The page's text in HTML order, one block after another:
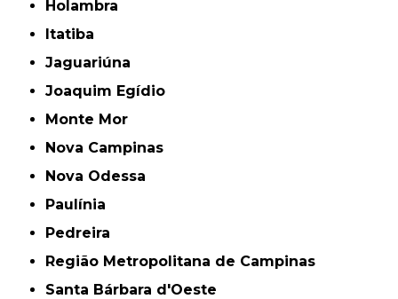
Holambra
Itatiba
Jaguariúna
Joaquim Egídio
Monte Mor
Nova Campinas
Nova Odessa
Paulínia
Pedreira
Região Metropolitana de Campinas
Santa Bárbara d'Oeste